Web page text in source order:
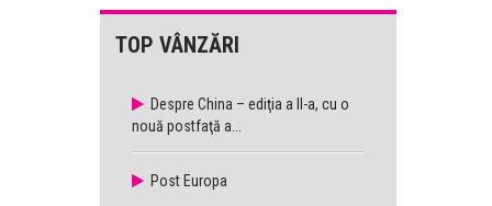
TOP VÂNZĂRI
Despre China – ediţia a II-a, cu o
nouă postfaţă a...
Post Europa